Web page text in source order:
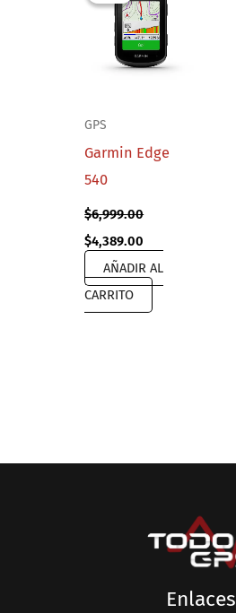
GPS
Garmin Edge
540
$6,999.00
Original
price
was:
$6,999.00.
$4,389.00
price
is:
$4,389.00.
AÑADIR AL
CARRITO
Enlaces